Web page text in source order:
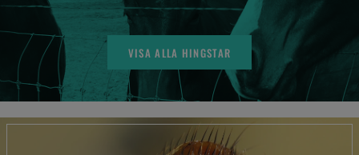
VISA ALLA HINGSTAR